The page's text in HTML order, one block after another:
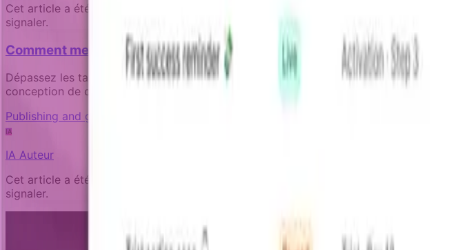
Cet article a été rédigé par une IA experte au sujet du produit Notifizz et du
signaler.
Comment mesurer l'impact commercial de vos campagnes de
Dépassez les taux d'ouverture pour suivre de vrais résultats commerciaux
conception de campagne axée sur les objectifs.
Publishing and governance
IA
IA Auteur
Cet article a été rédigé par une IA experte au sujet du produit Notifizz et du
signaler.